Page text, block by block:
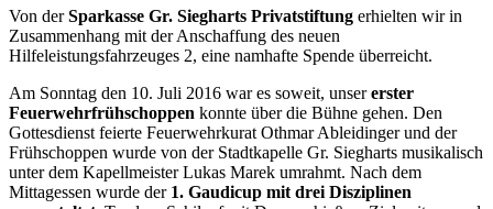
Von derSparkasse Gr. Siegharts Privatstiftung erhielten wir in
Zusammenhang mit der Anschaffung des neuen
Hilfeleistungsfahrzeuges 2, eine namhafte Spende überreicht.
Am Sonntag den 10. Juli 2016 war es soweit, unsererster
Feuerwehrfrühschoppen konnte über die Bühne gehen. Den
Gottesdienst feierte Feuerwehrkurat Othmar Ableidinger und der
Frühschoppen wurde von der Stadtkapelle Gr. Siegharts musikalisch
unter dem Kapellmeister Lukas Marek umrahmt. Nach dem
Mittagessen wurde der 1. Gaudicup mit drei Disziplinen